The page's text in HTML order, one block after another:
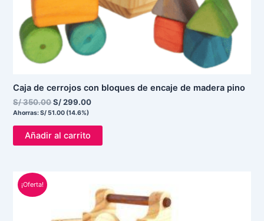
Caja de cerrojos con bloques de encaje de madera pino
S/350.00S/299.00
Ahorras:S/51.00 (14.6%)
Añadir al carrito
¡Oferta!
S/ 220.00.
precio
actual
es:
S/ 135.00.